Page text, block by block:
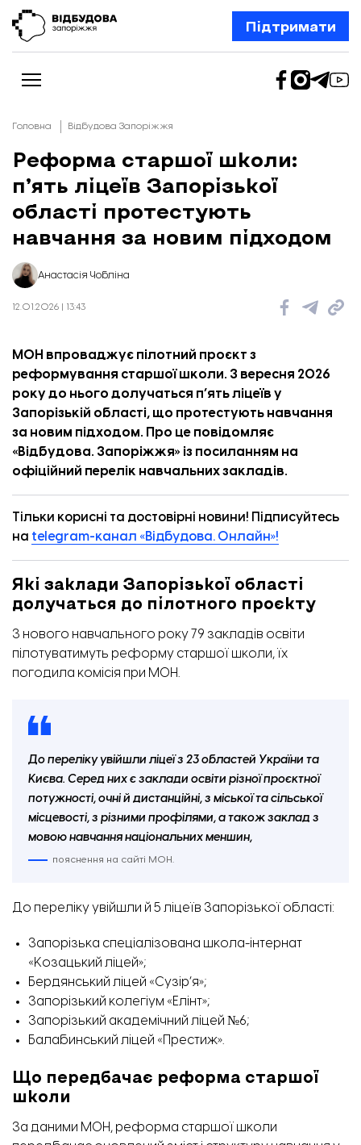
Підтримати
Новини
Відбудова Запоріжжя
Ексклюзив
Шлях додому
Колонки
Про нас
Редакційна політика
Головна Відбудова Запоріжжя
Реформа старшої школи:
пʼять ліцеїв Запорізької
області протестують
навчання за новим підходом
Анастасія Чобліна
12.01.2026 | 13:43
МОН впроваджує пілотний проєкт з
реформування старшої школи. З вересня 2026
року до нього долучаться пʼять ліцеїв у
Запорізькій області, що протестують навчання
за новим підходом. Про це повідомляє
«Відбудова. Запоріжжя» із посиланням на
офіційний перелік навчальних закладів.
Тільки корисні та достовірні новини! Підписуйтесь
на telegram-канал «Відбудова. Онлайн»!
Які заклади Запорізької області
долучаться до пілотного проєкту
З нового навчального року 79 закладів освіти
пілотуватимуть реформу старшої школи, їх
погодила комісія при МОН.
До переліку увійшли ліцеї з 23 областей України та
Києва. Серед них є заклади освіти різної проєктної
потужності, очні й дистанційні, з міської та сільської
місцевості, з різними профілями, а також заклад з
мовою навчання національних меншин,
пояснення на сайті МОН.
До переліку увійшли й 5 ліцеїв Запорізької області:
Запорізька спеціалізована школа-інтернат
«Козацький ліцей»;
Бердянський ліцей «Сузір’я»;
Запорізький колегіум «Елінт»;
Запорізький академічний ліцей №6;
Балабинський ліцей «Престиж».
Що передбачає реформа старшої
школи
За даними МОН, реформа старшої школи